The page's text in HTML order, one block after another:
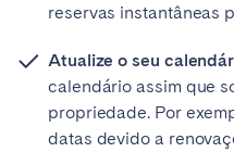
reservas instantâneas
Atualize o seu
calendário assim que
propriedade. Por
datas devido a